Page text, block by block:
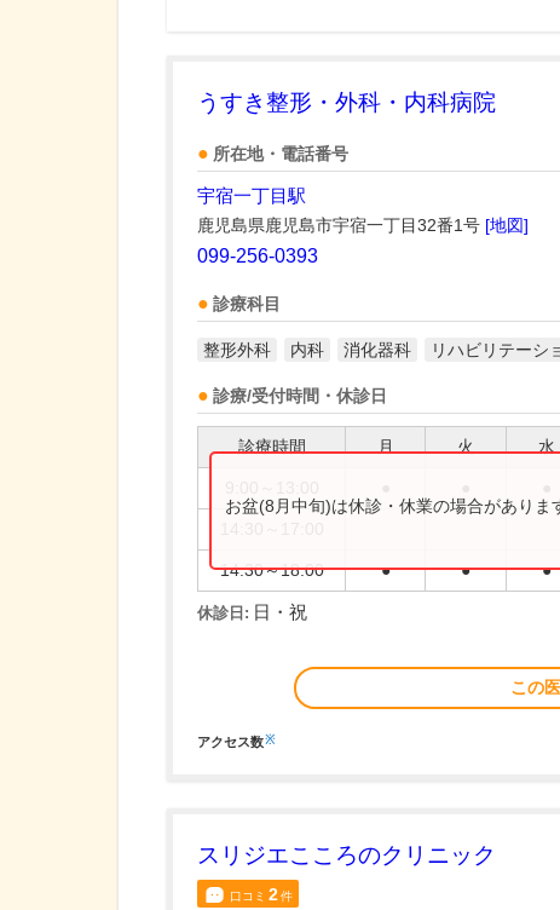
うすき整形・外科・内科病院
所在地・電話番号
宇宿一丁目駅
鹿児島県鹿児島市宇宿一丁目32番1号 [地図]
099-256-0393
診療科目
整形外科 内科 消化器科 リハビリテーシ
診療/受付時間・休診日
診療時間 月 火 水
14:30～18:00 ● ● ●
お盆(8月中旬)は休診・休業の場合がありま
休診日: 日・祝
この
アクセス数※
スリジエこころのクリニック
口コミ 2件